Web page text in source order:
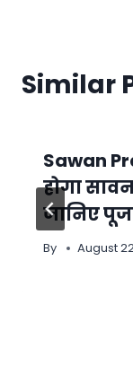
Similar
Sawan
होगा
जानिए
By August